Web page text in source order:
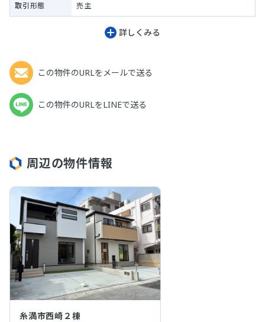
取引形態 売主
詳しくみる
この物件のURLをメールで送る
この物件のURLをLINEで送る
周辺の物件情報
糸満市西崎２棟